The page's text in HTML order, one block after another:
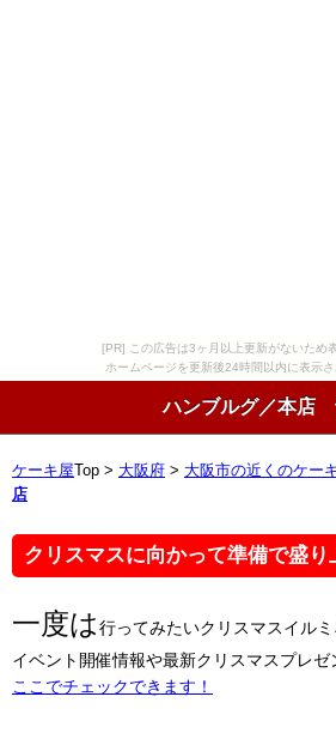
[PR] この広告は3ヶ月以上更新がないため
ホームページを更新後24時間以内に表示さ
ハンブルグ／本店
ケーキ屋 Top > 大阪府 > 大阪市の近くのケー
店
クリスマスに向かって準備で盛り
一度は行ってみたいクリスマスイル
イベント開催情報や最新クリスマスプレ
ここでチェックできます！